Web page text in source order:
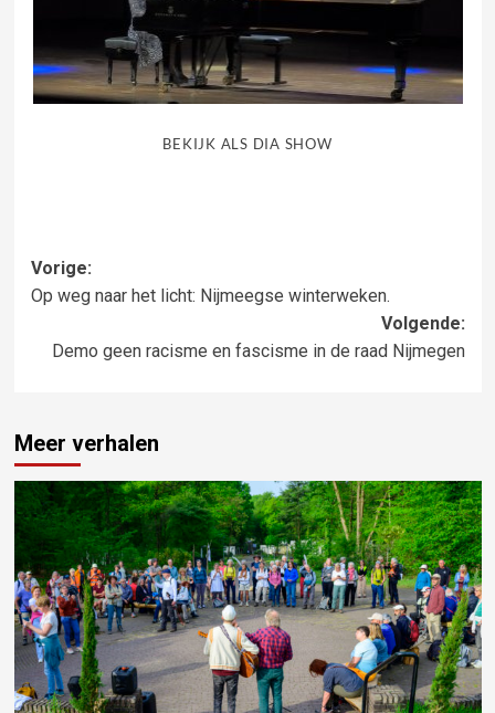
BEKIJK ALS DIA SHOW
Bericht
navigatie
Vorige:
Op weg naar het licht: Nijmeegse winterweken.
Volgende:
Demo geen racisme en fascisme in de raad Nijmegen
Meer verhalen